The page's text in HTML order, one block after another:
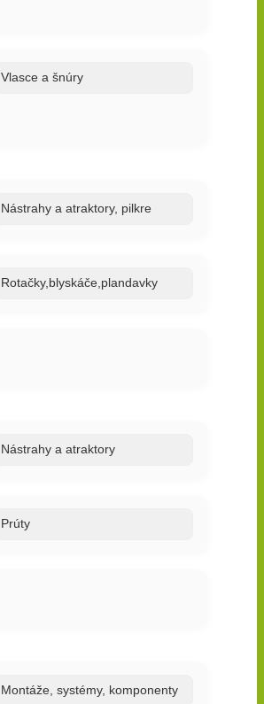
Vlasce a šnúry
Nástrahy a atraktory, pilkre
Rotačky,blyskáče,plandavky
Nástrahy a atraktory
Prúty
Montáže, systémy, komponenty